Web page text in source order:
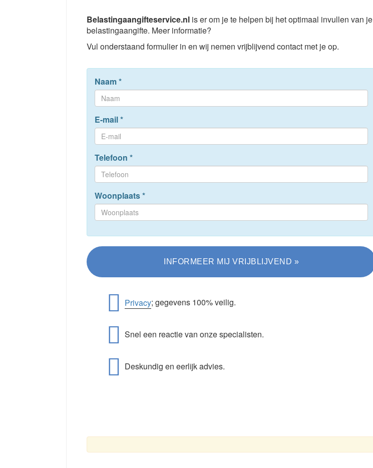
Belastingaangifteservice.nl is er om je te helpen bij het optimaal invullen van je
belastingaangifte. Meer informatie?
Vul onderstaand formulier in en wij nemen vrijblijvend contact met je op.
Naam*
E-mail*
Telefoon *
Woonplaats*
Privacy; gegevens 100% veilig.
Snel een reactie van onze specialisten.
Deskundig en eerlijk advies.